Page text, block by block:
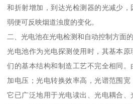
和折射增加，到达光检测器的光减少
弱便可反映烟道浊度的变化。
二、光电池在光电检测和自动控制方面
光电池作为光电探测使用时，其基本
们的基本结构和制造工艺不完全相同
加电压；光电转换效率高，光谱范围宽
它已广泛地用于光电读出、光电耦合